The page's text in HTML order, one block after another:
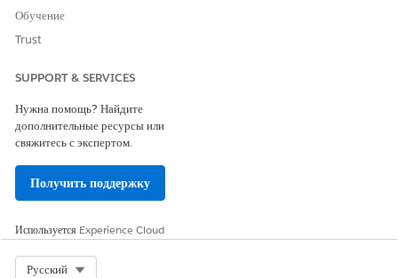
Обучение
Trust
SUPPORT & SERVICES
Нужна помощь? Найдите
дополнительные ресурсы или
свяжитесь с экспертом.
Получить поддержку
Используется Experience Cloud
Русский